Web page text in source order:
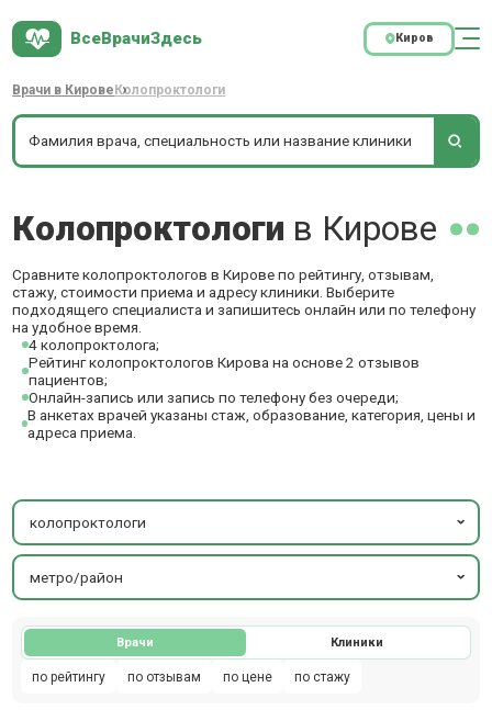
ВсеВрачиЗдесь Киров
Врачи в Кирове Колопроктологи
Колопроктологи в Кирове
Сравните колопроктологов в Кирове по рейтингу, отзывам,
стажу, стоимости приема и адресу клиники. Выберите
подходящего специалиста и запишитесь онлайн или по телефону
на удобное время.
4 колопроктолога;
Рейтинг колопроктологов Кирова на основе 2 отзывов
пациентов;
Онлайн-запись или запись по телефону без очереди;
В анкетах врачей указаны стаж, образование, категория, цены и
адреса приема.
колопроктологи
метро/район
Врачи Клиники
по рейтингу по отзывам по цене по стажу